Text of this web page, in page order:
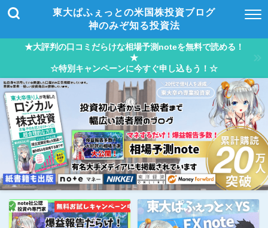
東大ぱふぇっとの米国株投資ブログ
神のみぞ知る投資法
★大評判の口コミだらけな相場予測noteを無料で読める！
★
☆特別キャンペーンに今すぐ申し込もう！☆